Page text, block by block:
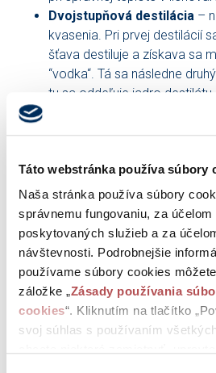
Táto webstránka používa súbory
Naša stránka používa súbory
správnemu fungovaniu, za účelom
poskytovaných služieb a za
návštevnosti. Podrobnejšie
používame súbory cookies
záložke „Zásady používania
cookies“. Kliknutím na tlačítko
svoj súhlas s používaním
Dvojstupňová destilácia –
kvasenia. Pri prvej destilácií
šťava destiluje a získava sa
“vodka“. Tá sa následne
tu sa oddeľuje jadro
spôsobujú kyslosť, horkosť a
daná destilačná aparatúra sa
na výrobu repáku.
Zrenie– počas tohto deja
destilátu, pri ktorom sa
spôsobujúce surovú, ostrú
k esterifikácií, teda k tvorbe
naopak dodávajú
produktu. Oba deje si
pri tomto druhu destilátu od